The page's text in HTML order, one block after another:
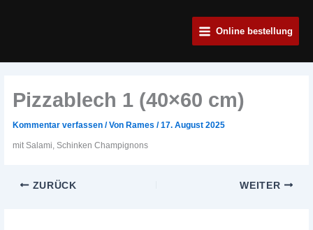
MenuOnline bestellung
Pizzablech 1 (40×60 cm)
Kommentar verfassen / VonRames/17. August 2025
mit Salami, Schinken Champignons
ZURÜCK WEITER